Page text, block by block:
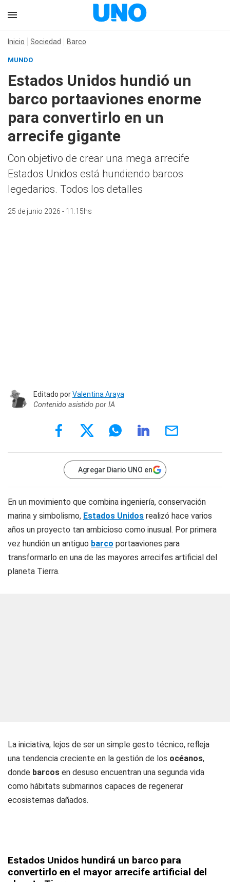
Inicio Sociedad Barco
MUNDO
Estados Unidos hundió un
barco portaaviones enorme
para convertirlo en un
arrecife gigante
Con objetivo de crear una mega arrecife
Estados Unidos está hundiendo barcos
legedarios. Todos los detalles
25 de junio 2026 - 11:15hs
Editado porValentina Araya
Contenido asistido por IA
Agregar Diario UNO en
En un movimiento que combina ingeniería, conservación
marina y simbolismo, Estados Unidos realizó hace varios
años un proyecto tan ambicioso como inusual. Por primera
vez hundión un antiguo barco portaaviones para
transformarlo en una de las mayores arrecifes artificial del
planeta Tierra.
La iniciativa, lejos de ser un simple gesto técnico, refleja
una tendencia creciente en la gestión de los océanos,
donde barcos en desuso encuentran una segunda vida
como hábitats submarinos capaces de regenerar
ecosistemas dañados.
Estados Unidos hundirá un barco para
convertirlo en el mayor arrecife artificial del